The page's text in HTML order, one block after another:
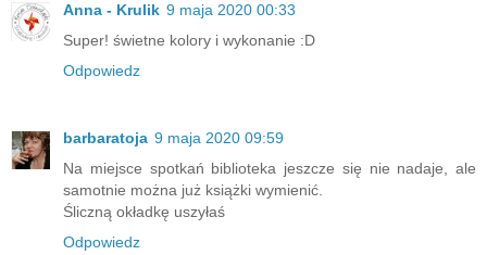
Anna - Krulik 9 maja 2020 00:33
Super! świetne kolory i wykonanie :D
Odpowiedz
barbaratoja 9 maja 2020 09:59
Na miejsce spotkań biblioteka jeszcze się nie nadaje, ale
samotnie można już książki wymienić.
Śliczną okładkę uszyłaś
Odpowiedz